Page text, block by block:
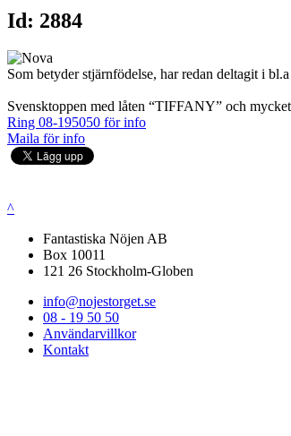
Id: 2884
Som betyder stjärnfödelse, har redan deltagit i
Svensktoppen med låten “TIFFANY” och
Ring 08-195050 för info
Maila för info
^
Fantastiska Nöjen AB
Box 10011
121 26 Stockholm-Globen
info@nojestorget.se
08 - 19 50 50
Användarvillkor
Kontakt